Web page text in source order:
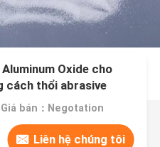
Oxide cho
cách thổi abrasive
tô, hàng không và điện
Giá bán：Negotation
Liên hệ chúng tôi